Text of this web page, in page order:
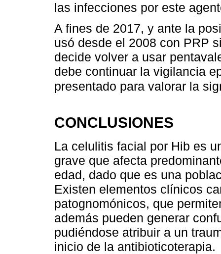
las infecciones por este
A fines de 2017, y ante la
usó desde el 2008 con PRP
decide volver a usar
debe continuar la vigilancia
presentado para valorar la
CONCLUSIONES
La celulitis facial por Hib es
grave que afecta
edad, dado que es una
Existen elementos clínicos
patognomónicos, que
además pueden generar
pudiéndose atribuir a un
inicio de la antibioticoterapia.